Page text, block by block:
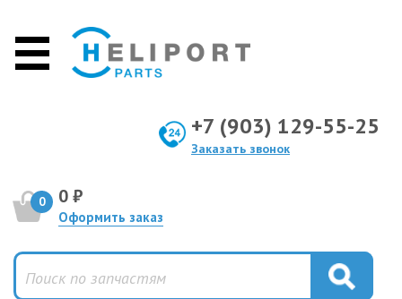
+7 (903) 129-55-25
Заказать звонок
0 0 ₽
Оформить заказ